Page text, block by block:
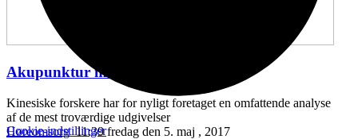
Akupunktur mod hørenedsættelse
Kinesiske forskere har for nyligt foretaget en omfattende analyse
af de mest troværdige udgivelser
Høreomsorg 11:39 fredag den 5. maj , 2017
Cookie-indstillinger